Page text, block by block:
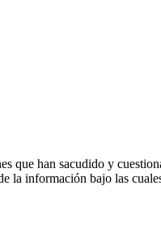
que han sacudido y
información bajo las